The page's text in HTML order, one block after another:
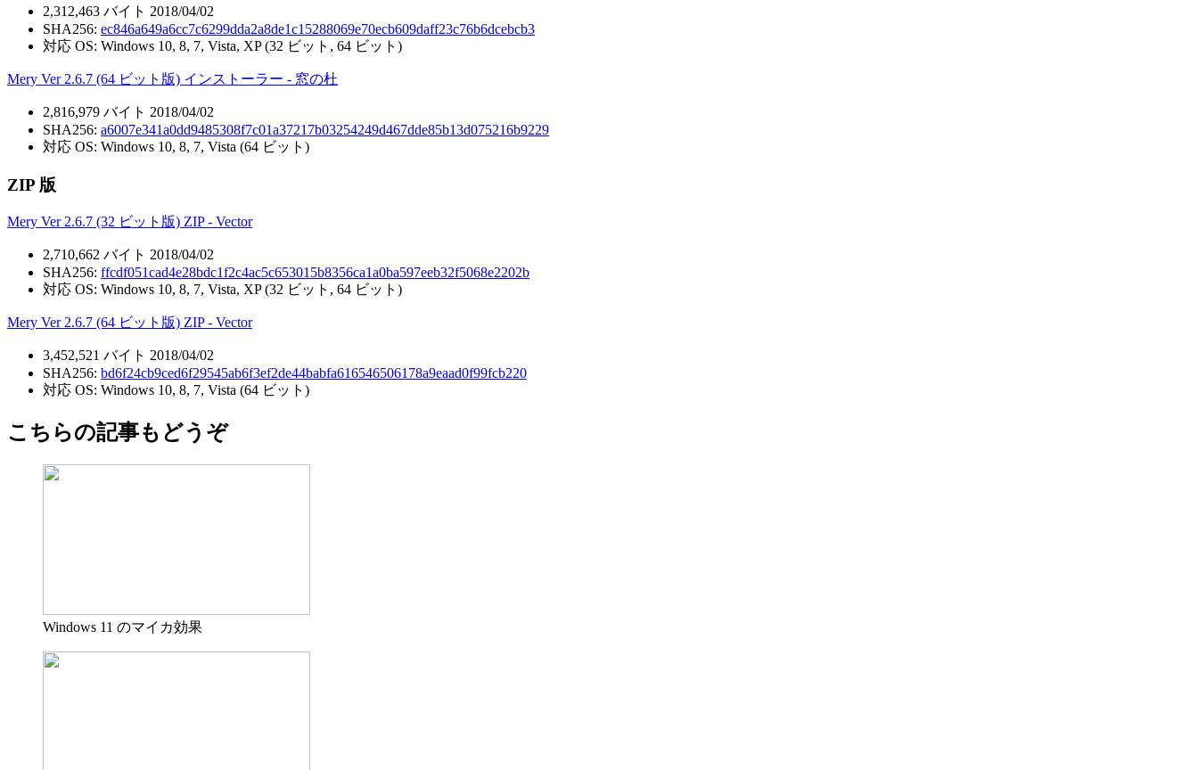
2,312,463 バイト 2018/04/02
SHA256: ec846a649a6cc7c6299dda2a8de1c15288069e70ecb609daff23c76b6dcebcb3
対応 OS: Windows 10, 8, 7, Vista, XP (32 ビット, 64 ビット)
Mery Ver 2.6.7 (64 ビット版) インストーラー - 窓の杜
2,816,979 バイト 2018/04/02
SHA256: a6007e341a0dd9485308f7c01a37217b03254249d467dde85b13d075216b9229
対応 OS: Windows 10, 8, 7, Vista (64 ビット)
ZIP 版
Mery Ver 2.6.7 (32 ビット版) ZIP - Vector
2,710,662 バイト 2018/04/02
SHA256: ffcdf051cad4e28bdc1f2c4ac5c653015b8356ca1a0ba597eeb32f5068e2202b
対応 OS: Windows 10, 8, 7, Vista, XP (32 ビット, 64 ビット)
Mery Ver 2.6.7 (64 ビット版) ZIP - Vector
3,452,521 バイト 2018/04/02
SHA256: bd6f24cb9ced6f29545ab6f3ef2de44babfa616546506178a9eaad0f99fcb220
対応 OS: Windows 10, 8, 7, Vista (64 ビット)
こちらの記事もどうぞ
Windows 11 のマイカ効果